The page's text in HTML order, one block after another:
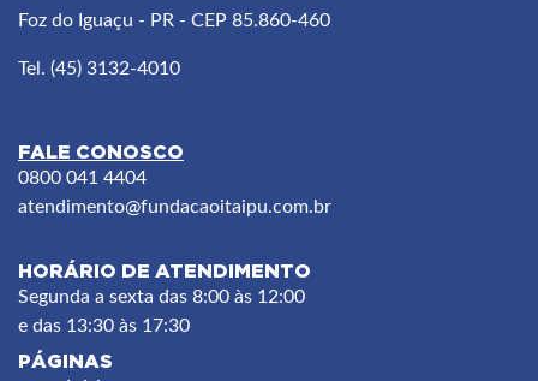
Foz do Iguaçu - PR - CEP 85.860-460
Tel. (45) 3132-4010
FALE CONOSCO
0800 041 4404
atendimento@fundacaoitaipu.com.br
HORÁRIO DE ATENDIMENTO
Segunda a sexta das 8:00 às 12:00
e das 13:30 às 17:30
PÁGINAS